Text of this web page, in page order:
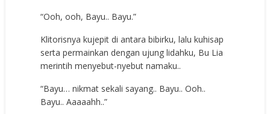
“Ooh, ooh, Bayu.. Bayu.”
Klitorisnya kujepit di antara bibirku, lalu kuhisap
serta permainkan dengan ujung lidahku, Bu Lia
merintih menyebut-nyebut namaku..
“Bayu… nikmat sekali sayang.. Bayu.. Ooh..
Bayu.. Aaaaahh..”